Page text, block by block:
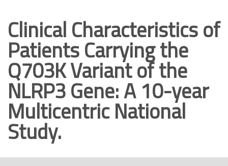
p
Clinical Characteristics of
Patients Carrying the
Q703K Variant of the
NLRP3 Gene: A 10-year
Multicentric National
Study.